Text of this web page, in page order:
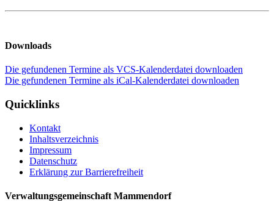
Downloads
Die gefundenen Termine als VCS-Kalenderdatei downloaden
Die gefundenen Termine als iCal-Kalenderdatei downloaden
Quicklinks
Kontakt
Inhaltsverzeichnis
Impressum
Datenschutz
Erklärung zur Barrierefreiheit
Verwaltungsgemeinschaft Mammendorf